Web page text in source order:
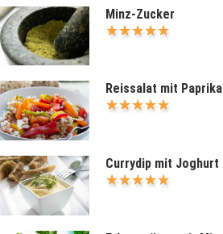
Minz-Zucker
Reissalat mit Paprika
Currydip mit Joghurt